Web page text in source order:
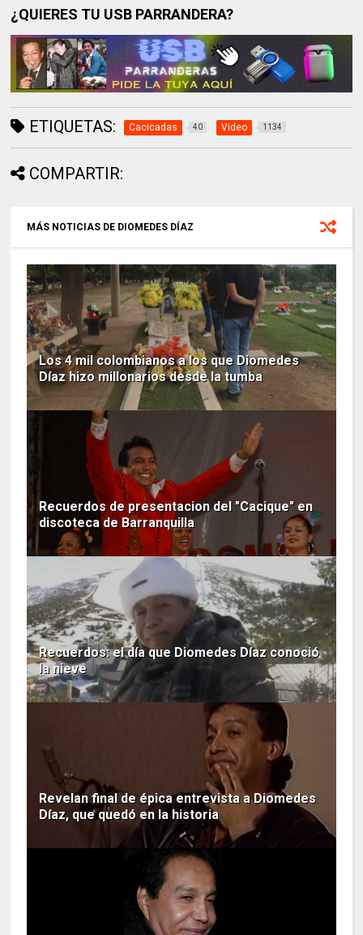
¿QUIERES TU USB PARRANDERA?
ETIQUETAS: Cacicadas 40 Video 1134
COMPARTIR:
MÁS NOTICIAS DE DIOMEDES DÍAZ
Los 4 mil colombianos a los que Diomedes
Díaz hizo millonarios desde la tumba
Recuerdos de presentacion del "Cacique" en
discoteca de Barranquilla
Recuerdos: el día que Diomedes Díaz conoció
la nieve
Revelan final de épica entrevista a Diomedes
Díaz, que quedó en la historia